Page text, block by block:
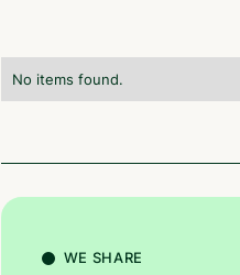
No items found.
WE SHARE